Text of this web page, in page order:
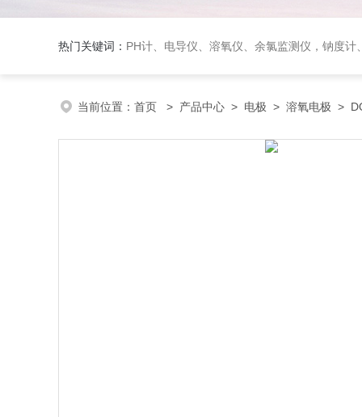
热门关键词： PH计、电导仪、溶氧仪、余氯监测仪，钠度计、酸碱浓度计、
当前位置： 首页 > 产品中心 > 电极 > 溶氧电极 >